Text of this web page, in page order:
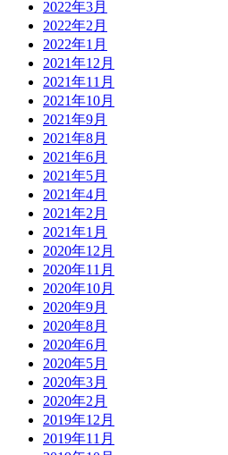
2022年3月
2022年2月
2022年1月
2021年12月
2021年11月
2021年10月
2021年9月
2021年8月
2021年6月
2021年5月
2021年4月
2021年2月
2021年1月
2020年12月
2020年11月
2020年10月
2020年9月
2020年8月
2020年6月
2020年5月
2020年3月
2020年2月
2019年12月
2019年11月